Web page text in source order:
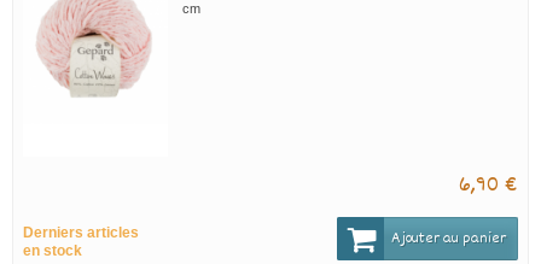
cm
6,90 €
Derniers articles
en stock
Ajouter au panier